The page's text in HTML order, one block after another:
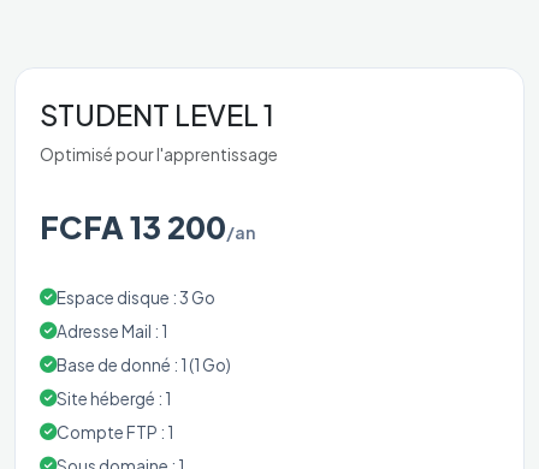
STUDENT LEVEL 1
Optimisé pour l'apprentissage
FCFA 13 200/an
Espace disque : 3 Go
Adresse Mail : 1
Base de donné : 1 (1 Go)
Site hébergé : 1
Compte FTP : 1